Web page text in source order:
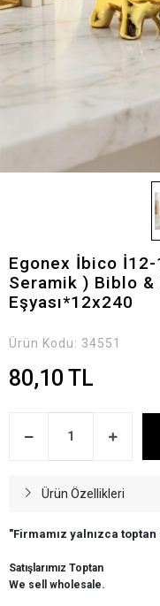
Egonex İbico
Seramik ) Biblo
Eşyası*12x240
Ürün Kodu: 34551
80,10 TL
Ürün Özellikleri
"Firmamız yalnızca
Satışlarımız Toptan
We sell wholesale.